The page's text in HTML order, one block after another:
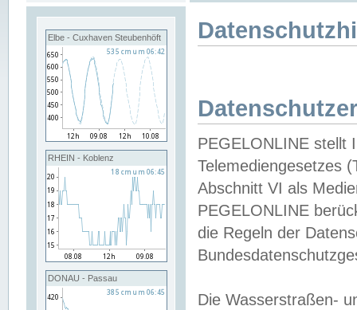
Elbe - Cuxhaven Steubenhöft
RHEIN - Koblenz
DONAU - Passau
PEGELONLINE stellt
Telemediengesetzes
Abschnitt VI als
PEGELONLINE
die Regeln der
Die Wasserstraßen-